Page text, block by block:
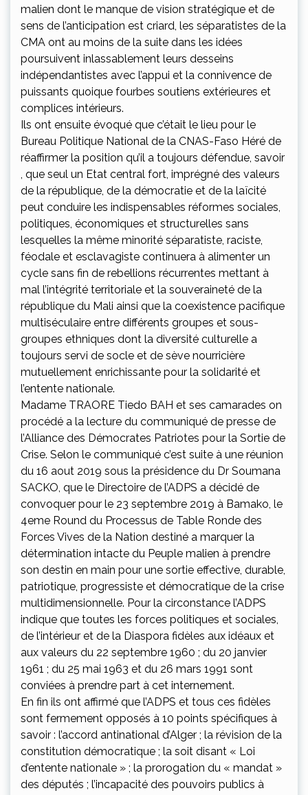
malien dont le manque de vision stratégique et de
sens de l’anticipation est criard, les séparatistes de la
CMA ont au moins de la suite dans les idées
poursuivent inlassablement leurs desseins
indépendantistes avec l’appui et la connivence de
puissants quoique fourbes soutiens extérieures et
complices intérieurs.
Ils ont ensuite évoqué que c’était le lieu pour le
Bureau Politique National de la CNAS-Faso Héré de
réaffirmer la position qu’il a toujours défendue, savoir
, que seul un Etat central fort, imprégné des valeurs
de la république, de la démocratie et de la laïcité
peut conduire les indispensables réformes sociales,
politiques, économiques et structurelles sans
lesquelles la même minorité séparatiste, raciste,
féodale et esclavagiste continuera à alimenter un
cycle sans fin de rebellions récurrentes mettant à
mal l’intégrité territoriale et la souveraineté de la
république du Mali ainsi que la coexistence pacifique
multiséculaire entre différents groupes et sous-
groupes ethniques dont la diversité culturelle a
toujours servi de socle et de sève nourricière
mutuellement enrichissante pour la solidarité et
l’entente nationale.
Madame TRAORE Tiedo BAH et ses camarades on
procédé a la lecture du communiqué de presse de
l’Alliance des Démocrates Patriotes pour la Sortie de
Crise. Selon le communiqué c’est suite à une réunion
du 16 aout 2019 sous la présidence du Dr Soumana
SACKO, que le Directoire de l’ADPS a décidé de
convoquer pour le 23 septembre 2019 à Bamako, le
4eme Round du Processus de Table Ronde des
Forces Vives de la Nation destiné a marquer la
détermination intacte du Peuple malien à prendre
son destin en main pour une sortie effective, durable,
patriotique, progressiste et démocratique de la crise
multidimensionnelle. Pour la circonstance l’ADPS
indique que toutes les forces politiques et sociales,
de l’intérieur et de la Diaspora fidèles aux idéaux et
aux valeurs du 22 septembre 1960 ; du 20 janvier
1961 ; du 25 mai 1963 et du 26 mars 1991 sont
conviées à prendre part à cet internement.
En fin ils ont affirmé que l’ADPS et tous ces fidèles
sont fermement opposés à 10 points spécifiques à
savoir : l’accord antinational d’Alger ; la révision de la
constitution démocratique ; la soit disant « Loi
d’entente nationale » ; la prorogation du « mandat »
des députés ; l’incapacité des pouvoirs publics à